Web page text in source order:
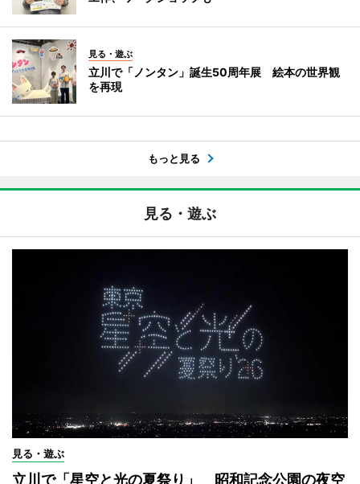
見る・遊ぶ
立川で「ノンタン」誕生50周年展 絵本の世界観
を再現
もっと見る
見る・遊ぶ
見る・遊ぶ
立川で「星空と光の夏祭り」 昭和記念公園の夜空